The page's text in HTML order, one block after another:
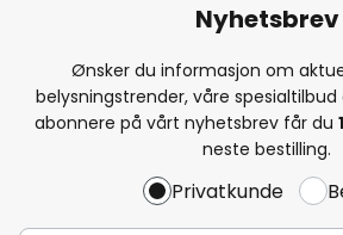
Nyhetsbrev
Ønsker du informasjon om
belysningstrender, våre
abonnere på vårt nyhetsbrev får du
neste bestilling.
Privatkunde